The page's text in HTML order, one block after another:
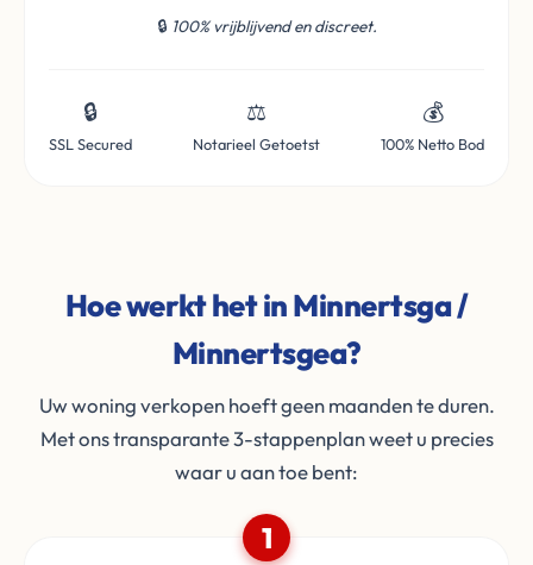
🔒 100% vrijblijvend en discreet.
🔒
SSL Secured
⚖️
Notarieel Getoetst
💰
100% Netto Bod
Hoe werkt het in Minnertsga /
Minnertsgea?
Uw woning verkopen hoeft geen maanden te duren.
Met ons transparante 3-stappenplan weet u precies
waar u aan toe bent:
1